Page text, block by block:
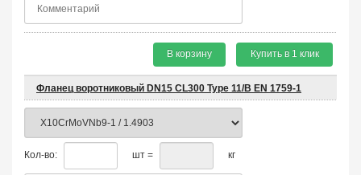
В корзину Купить в 1 клик
Фланец воротниковый DN15 CL300 Type 11/B EN 1759-1
Кол-во: шт = кг